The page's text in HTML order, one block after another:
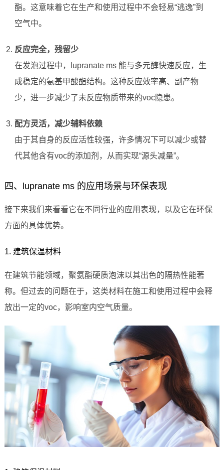
酯。这意味着它在生产和使用过程中不会轻易“逃逸”到
空气中。
反应完全，残留少
在发泡过程中，lupranate ms 能与多元醇快速反应，生
成稳定的氨基甲酸酯结构。这种反应效率高、副产物
少，进一步减少了未反应物质带来的voc隐患。
配方灵活，减少辅料依赖
由于其自身的反应活性较强，许多情况下可以减少或替
代其他含有voc的添加剂，从而实现“源头减量”。
四、lupranate ms 的应用场景与环保表现
接下来我们来看看它在不同行业的应用表现，以及它在环保
方面的具体优势。
1. 建筑保温材料
在建筑节能领域，聚氨酯硬质泡沫以其出色的隔热性能著
称。但过去的问题在于，这类材料在施工和使用过程中会释
放出一定的voc，影响室内空气质量。